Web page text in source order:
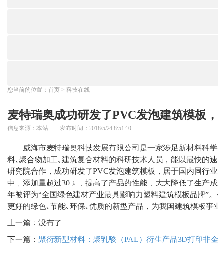
您当前的位置： 首页 > 科技在线
麦特瑞奥成功研发了PVC发泡建筑模板
信息来源：本站 发布时间：2018/5/24 8:51:10
威海市麦特瑞奥科技发展有限公司是一家涉足新材料科学
料､聚合物加工､建筑复合材料的科研技术人员，能以最快的
研究院合作，成功研发了PVC发泡建筑模板，居于国内同行
中，添加量超过30﹪，提高了产品的性能，大大降低了生产
年被评为“全国绿色建材产业最具影响力塑料建筑模板品牌”
更好的绿色､节能､环保､优质的新型产品，为我国建筑模板事
上一篇：没有了
下一篇： 聚衍新型材料：聚乳酸（PAL）衍生产品3D打印非